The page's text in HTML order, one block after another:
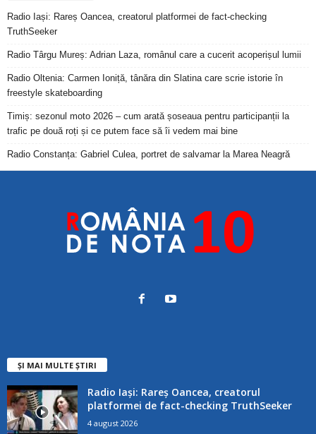
Radio Iași: Rareș Oancea, creatorul platformei de fact-checking
TruthSeeker
Radio Târgu Mureș: Adrian Laza, românul care a cucerit acoperișul lumii
Radio Oltenia: Carmen Ioniță, tânăra din Slatina care scrie istorie în
freestyle skateboarding
Timiș: sezonul moto 2026 – cum arată șoseaua pentru participanții la
trafic pe două roți și ce putem face să îi vedem mai bine
Radio Constanța: Gabriel Culea, portret de salvamar la Marea Neagră
ȘI MAI MULTE ȘTIRI
Radio Iași: Rareș Oancea, creatorul
platformei de fact-checking TruthSeeker
4 august 2026